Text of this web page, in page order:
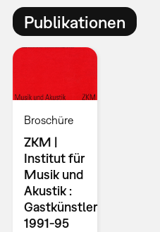
Publikationen
Broschüre
ZKM |
Institut für
Musik und
Akustik :
Gastkünstler
1991-95